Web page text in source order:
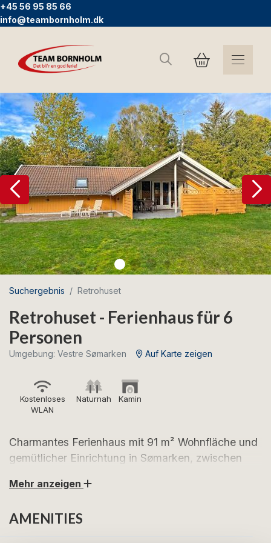
+45 56 95 85 66
info@teambornholm.dk
Suchen
Suchergebnis Retrohuset
Retrohuset - Ferienhaus für 6
Personen
Umgebung: Vestre Sømarken Auf Karte zeigen
Kostenloses
WLAN
Naturnah Kamin
Charmantes Ferienhaus mit 91 m² Wohnfläche und
gemütlicher Einrichtung in Sømarken, zwischen
charmanten und gemütlichen Ferienhaus mit
Mehr anzeigen
AMENITIES